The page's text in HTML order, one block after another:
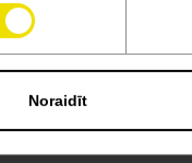
Noraidīt
—